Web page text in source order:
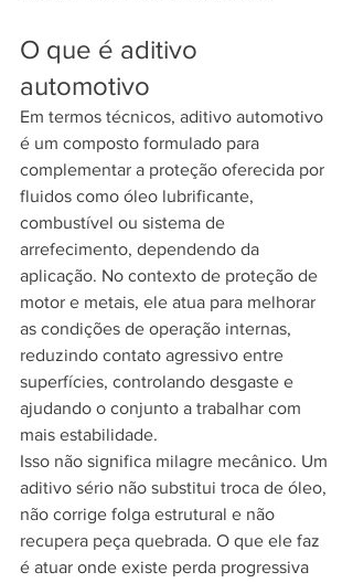
O que é aditivo
automotivo
Em termos técnicos, aditivo automotivo
é um composto formulado para
complementar a proteção oferecida por
fluidos como óleo lubrificante,
combustível ou sistema de
arrefecimento, dependendo da
aplicação. No contexto de proteção de
motor e metais, ele atua para melhorar
as condições de operação internas,
reduzindo contato agressivo entre
superfícies, controlando desgaste e
ajudando o conjunto a trabalhar com
mais estabilidade.
Isso não significa milagre mecânico. Um
aditivo sério não substitui troca de óleo,
não corrige folga estrutural e não
recupera peça quebrada. O que ele faz
é atuar onde existe perda progressiva